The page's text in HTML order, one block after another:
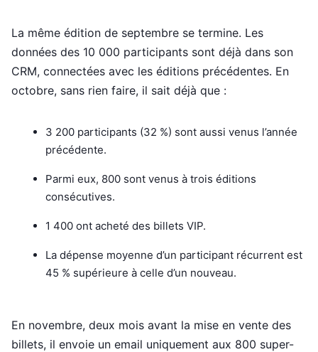
La même édition de septembre se termine. Les
données des 10 000 participants sont déjà dans son
CRM, connectées avec les éditions précédentes. En
octobre, sans rien faire, il sait déjà que :
3 200 participants (32 %) sont aussi venus l’année
précédente.
Parmi eux, 800 sont venus à trois éditions
consécutives.
1 400 ont acheté des billets VIP.
La dépense moyenne d’un participant récurrent est
45 % supérieure à celle d’un nouveau.
En novembre, deux mois avant la mise en vente des
billets, il envoie un email uniquement aux 800 super-